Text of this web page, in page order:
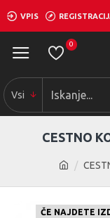
VPIS
0
Vsi
CESTNO
ČE NAJDETE